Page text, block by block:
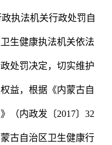
执法机关行政处罚自
生健康执法机关依法
处罚决定，切实维护
益，根据《内蒙古自
（内政发〔2017〕32
古自治区卫生健康行